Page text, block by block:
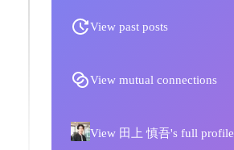
View past posts
View mutual connections
View 田上 慎吾's full profile